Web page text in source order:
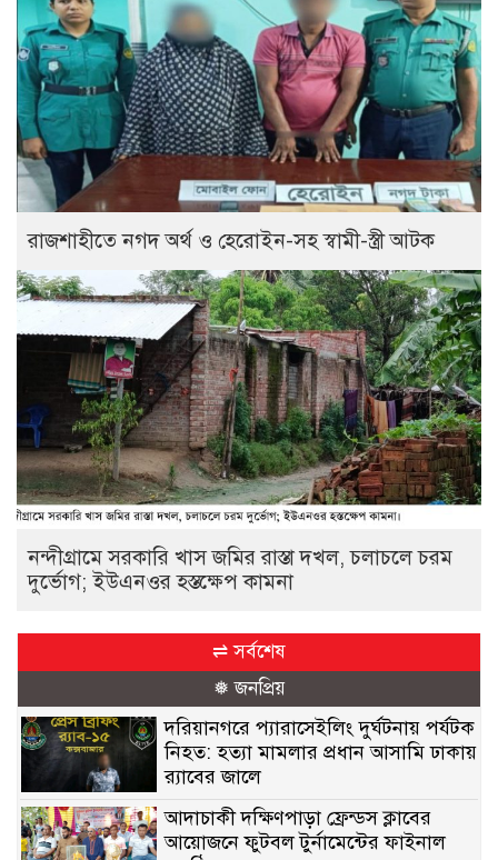
রাজশাহীতে নগদ অর্থ ও হেরোইন-সহ স্বামী-স্ত্রী আটক
নন্দীগ্রামে সরকারি খাস জমির রাস্তা দখল, চলাচলে চরম
দুর্ভোগ; ইউএনওর হস্তক্ষেপ কামনা
⇌ সর্বশেষ
❅ জনপ্রিয়
দরিয়ানগরে প্যারাসেইলিং দুর্ঘটনায় পর্যটক
নিহত: হত্যা মামলার প্রধান আসামি ঢাকায়
র‌্যাবের জালে
আদাচাকী দক্ষিণপাড়া ফ্রেন্ডস ক্লাবের
আয়োজনে ফুটবল টুর্নামেন্টের ফাইনাল